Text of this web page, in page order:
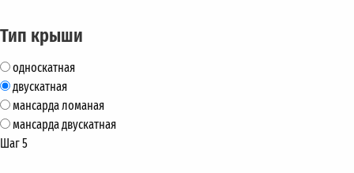
Тип крыши
односкатная
двускатная
мансарда ломаная
мансарда двускатная
Шаг 5